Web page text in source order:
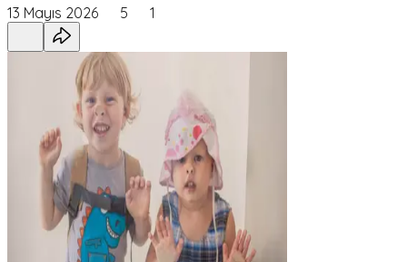
13 Mayıs 2026 5 1